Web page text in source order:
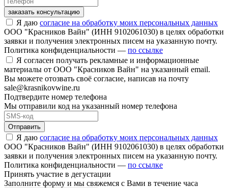
заказать консультацию
Я даю согласие на обработку моих персональных данных
ООО "Красников Вайн" (ИНН 9102061030) в целях обработки
заявки и получения электронных писем на указанную почту.
Политика конфиденциальности — по ссылке
Я согласен получать рекламные и информационные
материалы от ООО "Красников Вайн" на указанный email.
Вы можете отозвать своё согласие, написав на почту
sale@krasnikovwine.ru
Подтвердите номер телефона
Мы отправили код на указанный номер телефона
Отправить
Я даю согласие на обработку моих персональных данных
ООО "Красников Вайн" (ИНН 9102061030) в целях обработки
заявки и получения электронных писем на указанную почту.
Политика конфиденциальности — по ссылке
Принять участие в дегустации
Заполните форму и мы свяжемся с Вами в течение часа